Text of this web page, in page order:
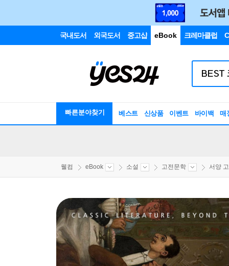
국내도서 외국도서 중고샵 eBook 크레마클럽
빠른분야찾기 베스트 신상품 이벤트 바이백 매
웰컴 eBook 소설 고전문학 서양